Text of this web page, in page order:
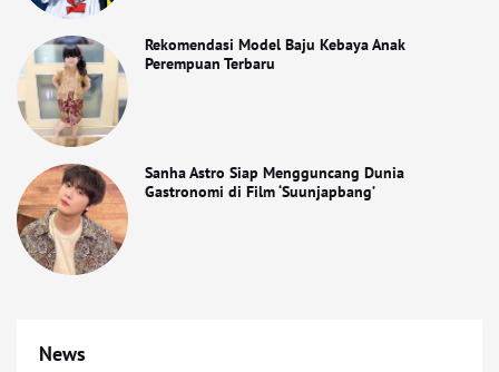
Rekomendasi Model Baju Kebaya Anak
Perempuan Terbaru
Sanha Astro Siap Mengguncang Dunia
Gastronomi di Film ‘Suunjapbang’
News